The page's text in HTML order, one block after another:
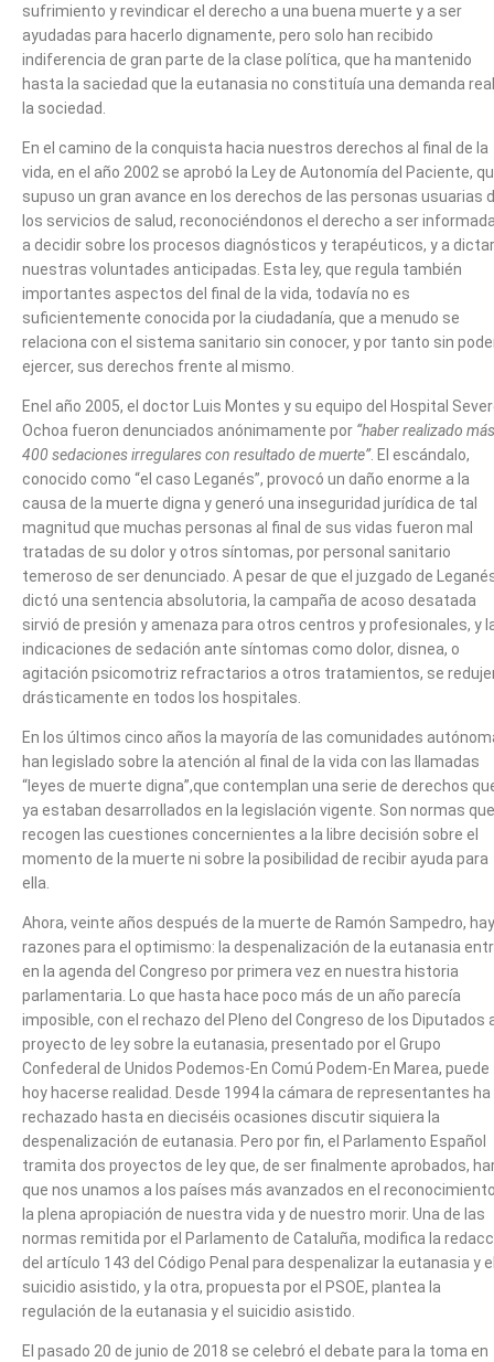
sufrimiento y revindicar el derecho a una buena muerte y a ser
ayudadas para hacerlo dignamente, pero solo han recibido
indiferencia de gran parte de la clase política, que ha mantenido
hasta la saciedad que la eutanasia no constituía una demanda
la sociedad.
En el camino de la conquista hacia nuestros derechos al final de la
vida, en el año 2002 se aprobó la Ley de Autonomía del Paciente,
supuso un gran avance en los derechos de las personas usuarias
los servicios de salud, reconociéndonos el derecho a ser
a decidir sobre los procesos diagnósticos y terapéuticos, y a dictar
nuestras voluntades anticipadas. Esta ley, que regula también
importantes aspectos del final de la vida, todavía no es
suficientemente conocida por la ciudadanía, que a menudo se
relaciona con el sistema sanitario sin conocer, y por tanto sin
ejercer, sus derechos frente al mismo.
Enel año 2005, el doctor Luis Montes y su equipo del Hospital
Ochoa fueron denunciados anónimamente por “haber realizado
400 sedaciones irregulares con resultado de muerte”. El escándalo,
conocido como “el caso Leganés”, provocó un daño enorme a la
causa de la muerte digna y generó una inseguridad jurídica de tal
magnitud que muchas personas al final de sus vidas fueron mal
tratadas de su dolor y otros síntomas, por personal sanitario
temeroso de ser denunciado. A pesar de que el juzgado de
dictó una sentencia absolutoria, la campaña de acoso desatada
sirvió de presión y amenaza para otros centros y profesionales, y
indicaciones de sedación ante síntomas como dolor, disnea, o
agitación psicomotriz refractarios a otros tratamientos, se
drásticamente en todos los hospitales.
En los últimos cinco años la mayoría de las comunidades
han legislado sobre la atención al final de la vida con las llamadas
“leyes de muerte digna”,que contemplan una serie de derechos
ya estaban desarrollados en la legislación vigente. Son normas
recogen las cuestiones concernientes a la libre decisión sobre el
momento de la muerte ni sobre la posibilidad de recibir ayuda para
ella.
Ahora, veinte años después de la muerte de Ramón Sampedro, hay
razones para el optimismo: la despenalización de la eutanasia
en la agenda del Congreso por primera vez en nuestra historia
parlamentaria. Lo que hasta hace poco más de un año parecía
imposible, con el rechazo del Pleno del Congreso de los Diputados
proyecto de ley sobre la eutanasia, presentado por el Grupo
Confederal de Unidos Podemos-En Comú Podem-En Marea, puede
hoy hacerse realidad. Desde 1994 la cámara de representantes ha
rechazado hasta en dieciséis ocasiones discutir siquiera la
despenalización de eutanasia. Pero por fin, el Parlamento Español
tramita dos proyectos de ley que, de ser finalmente aprobados,
que nos unamos a los países más avanzados en el
la plena apropiación de nuestra vida y de nuestro morir. Una de las
normas remitida por el Parlamento de Cataluña, modifica la
del artículo 143 del Código Penal para despenalizar la eutanasia y
suicidio asistido, y la otra, propuesta por el PSOE, plantea la
regulación de la eutanasia y el suicidio asistido.
El pasado 20 de junio de 2018 se celebró el debate para la toma en